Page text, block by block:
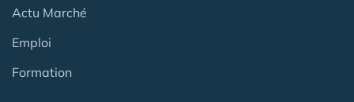
Actu Marché
Emploi
Formation